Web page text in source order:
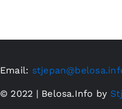
Email:
© 2022 | Belosa.Info by